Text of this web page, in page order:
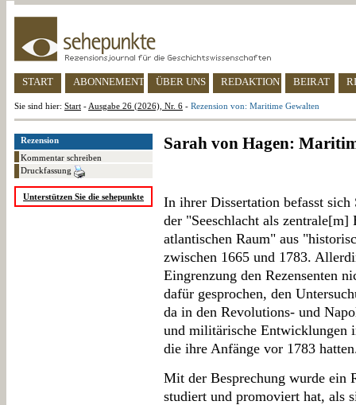
START ABONNEMENT ÜBER UNS REDAKTION BEIRAT
Sie sind hier: Start - Ausgabe 26 (2026), Nr. 6 - Rezension von: Maritime Gewalten
Rezension
Kommentar schreiben
Druckfassung
Unterstützen Sie die sehepunkte
Sarah von Hagen:
In ihrer Dissertation befasst
der "Seeschlacht als
atlantischen Raum" aus
zwischen 1665 und 1783.
Eingrenzung den Rezensenten
dafür gesprochen, den
da in den Revolutions- und
und militärische Entwicklungen
die ihre Anfänge vor 1783
Mit der Besprechung wurde ein
studiert und promoviert hat, als